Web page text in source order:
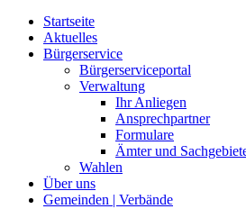
Startseite
Aktuelles
Bürgerservice
Bürgerserviceportal
Verwaltung
Ihr Anliegen
Ansprechpartner
Formulare
Ämter und
Wahlen
Über uns
Gemeinden | Verbände